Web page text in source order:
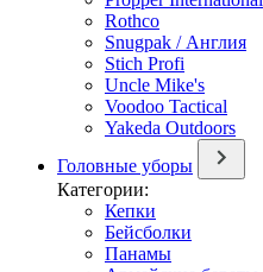
Rothco
Snugpak / Англия
Stich Profi
Uncle Mike's
Voodoo Tactical
Yakeda Outdoors
Головные уборы
Категории:
Кепки
Бейсболки
Панамы